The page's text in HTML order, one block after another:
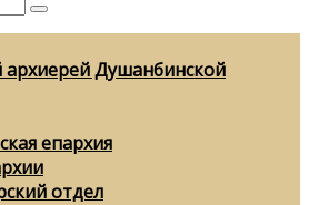
Душанбинской
епархия
отдел